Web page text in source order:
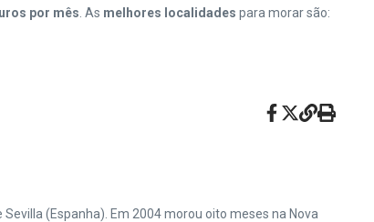
por mês . As melhores localidades para morar são:
(Espanha). Em 2004 morou oito meses na Nova